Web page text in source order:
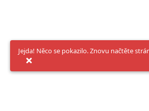
Jejda! Něco se pokazilo. Znovu načtěte